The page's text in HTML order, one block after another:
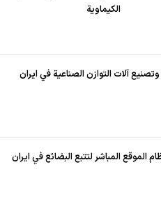
الكيماوية
آلات التوازن الصناعية في ايران
الموقع المباشر لتتبع البضائع في ايران